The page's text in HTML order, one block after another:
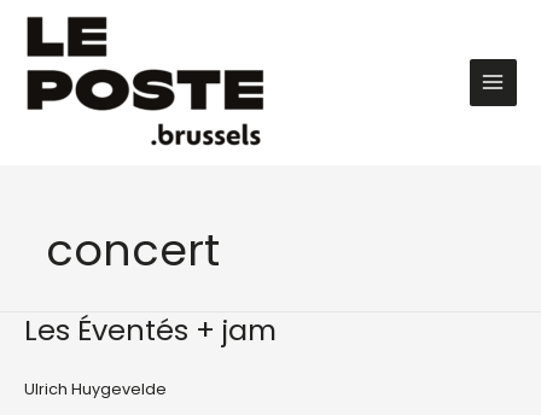
contenu
Main
concert
Les Éventés + jam
Ulrich Huygevelde